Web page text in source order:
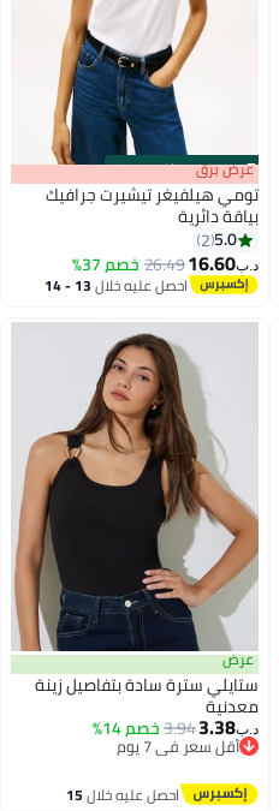
00m:00s
·باقي 100% عرض برق
تومي هيلفيغر تيشيرت جرافيك
بياقة دائرية
5.0
2
د.ب‏16.60
26.49خصم 37%
احصل عليه خلال 13 - 14
اغسطس
2
عرض
ستايلي سترة سادة بتفاصيل زينة
معدنية
د.ب‏3.38
3.94خصم 14%
أقل سعر في 7 يوم
احصل عليه خلال15